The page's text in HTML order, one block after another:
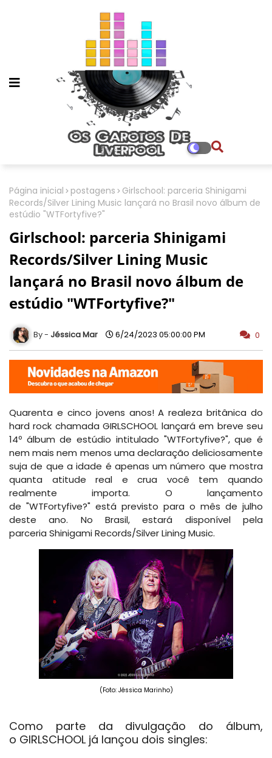
Página inicial postagens
Girlschool: parceria Shinigami
Records/Silver Lining Music lançará no Brasil novo álbum de
estúdio "WTFortyfive?"
Girlschool: parceria Shinigami
Records/Silver Lining Music
lançará no Brasil novo álbum de
estúdio "WTFortyfive?"
Jéssica Mar 6/24/2023 05:00:00 PM 0
Quarenta e cinco jovens anos! A realeza britânica do
hard rock chamadaGIRLSCHOOL lançará em breve seu
14º álbum de estúdio intitulado "WTFortyfive?", que é
nem mais nem menos uma declaração deliciosamente
suja de que a idade é apenas um número que mostra
quanta atitude real e crua você tem quando
realmente importa. O lançamento
de "WTFortyfive?" está previsto para o mês de julho
deste ano. No Brasil, estará disponível pela
parceria Shinigami Records/Silver Lining Music.
(Foto: Jéssica Marinho)
Como parte da divulgação do álbum,
o GIRLSCHOOL já lançou dois singles: